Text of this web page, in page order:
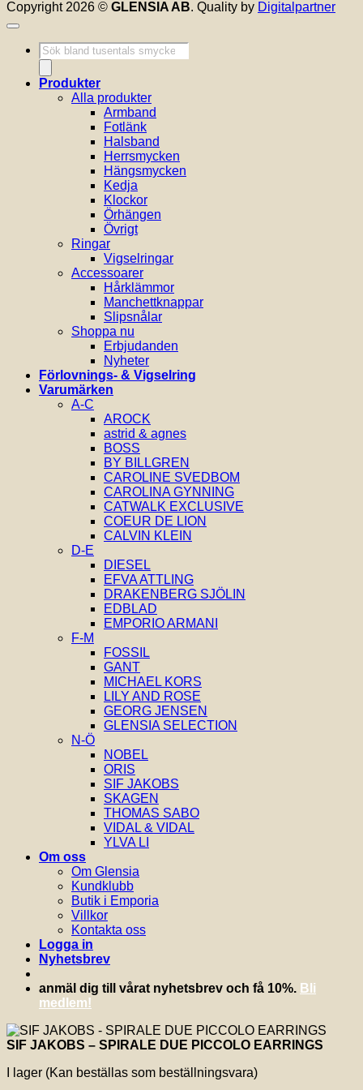
Copyright 2026 © GLENSIA AB. Quality by Digitalpartner
Produktsökning
Produkter
Alla produkter
Armband
Fotlänk
Halsband
Herrsmycken
Hängsmycken
Kedja
Klockor
Örhängen
Övrigt
Ringar
Vigselringar
Accessoarer
Hårklämmor
Manchettknappar
Slipsnålar
Shoppa nu
Erbjudanden
Nyheter
Förlovnings- & Vigselring
Varumärken
A-C
AROCK
astrid & agnes
BOSS
BY BILLGREN
CAROLINE SVEDBOM
CAROLINA GYNNING
CATWALK EXCLUSIVE
COEUR DE LION
CALVIN KLEIN
D-E
DIESEL
EFVA ATTLING
DRAKENBERG SJÖLIN
EDBLAD
EMPORIO ARMANI
F-M
FOSSIL
GANT
MICHAEL KORS
LILY AND ROSE
GEORG JENSEN
GLENSIA SELECTION
N-Ö
NOBEL
ORIS
SIF JAKOBS
SKAGEN
THOMAS SABO
VIDAL & VIDAL
YLVA LI
Om oss
Om Glensia
Kundklubb
Butik i Emporia
Villkor
Kontakta oss
Logga in
Nyhetsbrev
anmäl dig till vårat nyhetsbrev och få 10%. Bli
medlem!
SIF JAKOBS – SPIRALE DUE PICCOLO EARRINGS
I lager (Kan beställas som beställningsvara)